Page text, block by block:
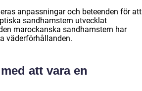
anpassningar och beteenden för att
sandhamstern utvecklat
marockanska sandhamstern har
väderförhållanden.
att vara en